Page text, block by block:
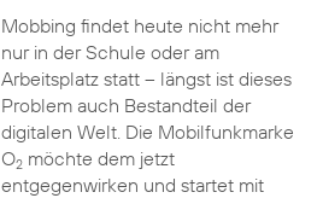
Mobbing findet heute nicht mehr
nur in der Schule oder am
Arbeitsplatz statt – längst ist dieses
Problem auch Bestandteil der
digitalen Welt. Die Mobilfunkmarke
O2möchte dem jetzt
entgegenwirken und startet mit